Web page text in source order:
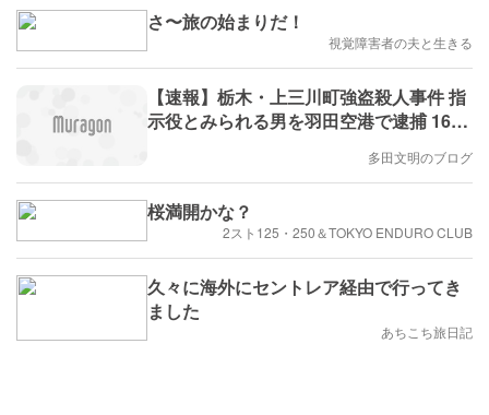
さ〜旅の始まりだ！
視覚障害者の夫と生きる
【速報】栃木・上三川町強盗殺人事件 指
示役とみられる男を羽田空港で逮捕 16日
多田文明のブログ
桜満開かな？
2スト125・250＆TOKYO ENDURO CLUB
久々に海外にセントレア経由で行ってき
ました
あちこち旅日記